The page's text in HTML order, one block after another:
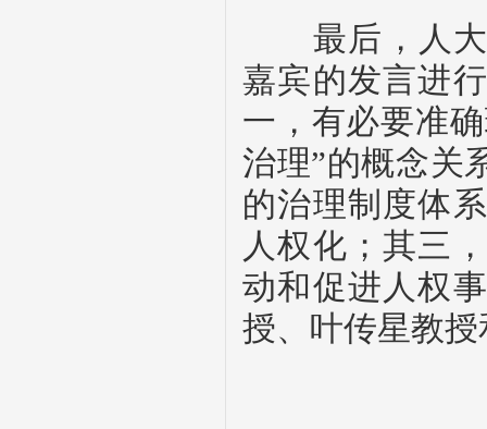
最后， 人
嘉宾的发言进
一，有必要准
治理”的概念关
的治理制度体
人权化 ；其三
动和促进人权
授、 叶传星教